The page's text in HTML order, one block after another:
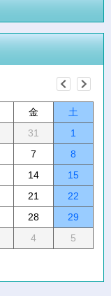
金
土
31
1
7
8
14
15
21
22
28
29
4 5